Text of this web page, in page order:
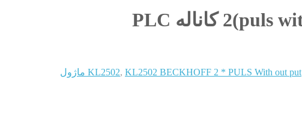
KL2502, KL2502 BECKHOFF 2 * PULS With out put ماژول